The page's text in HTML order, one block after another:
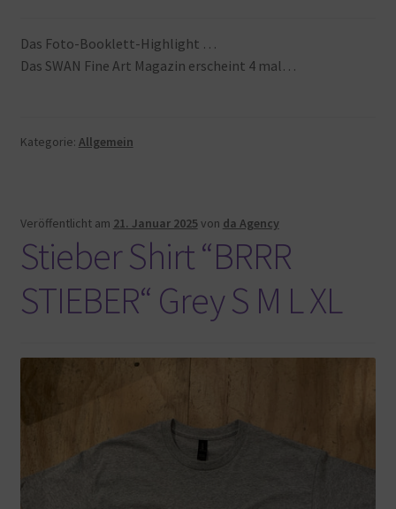
Das Foto-Booklett-Highlight …
Das SWAN Fine Art Magazin erscheint 4 mal…
Kategorie: Allgemein
Veröffentlicht am 21. Januar 2025von da Agency
Stieber Shirt “BRRR
STIEBER“ Grey S M L XL